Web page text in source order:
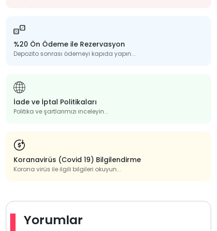
%20 Ön Ödeme ile Rezervasyon
Depozito sonrası ödemeyi kapıda yapın...
İade ve İptal Politikaları
Politika ve şartlarımızı inceleyin...
Koranavirüs (Covid 19) Bilgilendirme
Korona virüs ile ilgili bilgileri okuyun...
Yorumlar